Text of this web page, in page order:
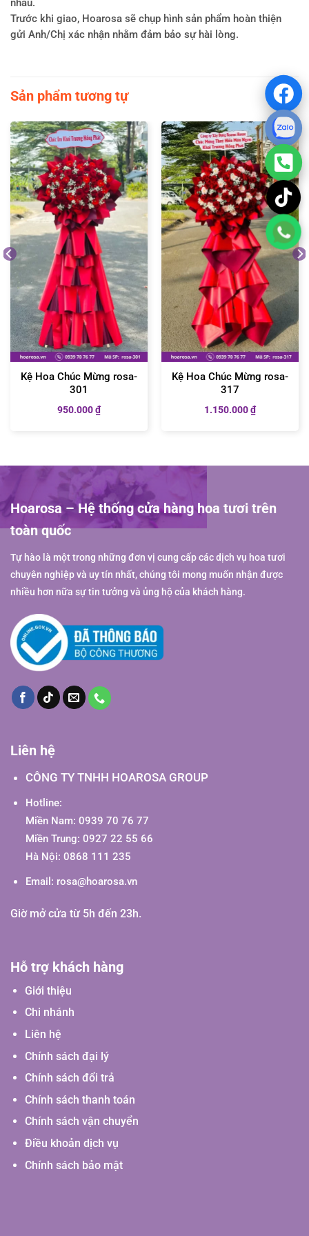
nhau.
Trước khi giao, Hoarosa sẽ chụp hình sản phẩm hoàn thiện
gửi Anh/Chị xác nhận nhằm đảm bảo sự hài lòng.
Sản phẩm tương tự
Kệ Hoa Chúc Mừng rosa-
301
950.000₫
Kệ Hoa Chúc Mừng rosa-
317
1.150.000₫
Hoarosa – Hệ thống cửa hàng hoa tươi trên
toàn quốc
Tự hào là một trong những đơn vị cung cấp các dịch vụ hoa tươi
chuyên nghiệp và uy tín nhất, chúng tôi mong muốn nhận được
nhiều hơn nữa sự tin tưởng và ủng hộ của khách hàng.
Liên hệ
CÔNG TY TNHH HOAROSA GROUP
Hotline:
Miền Nam: 0939 70 76 77
Miền Trung: 0927 22 55 66
Hà Nội: 0868 111 235
Email: rosa@hoarosa.vn
Giờ mở cửa từ 5h đến 23h.
Hỗ trợ khách hàng
Giới thiệu
Chi nhánh
Liên hệ
Chính sách đại lý
Chính sách đổi trả
Chính sách thanh toán
Chính sách vận chuyển
Điều khoản dịch vụ
Chính sách bảo mật